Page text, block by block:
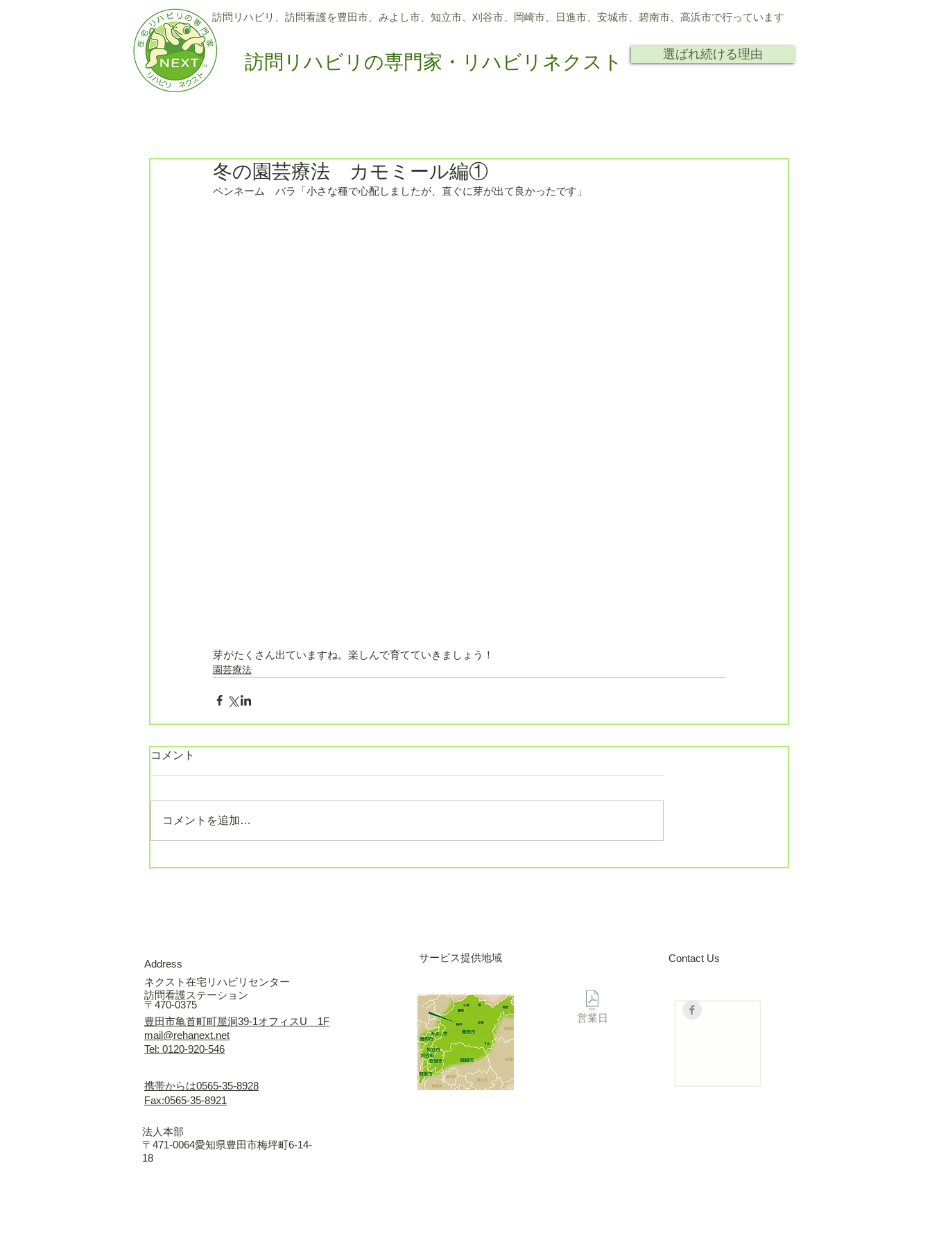
訪問リハビリ、訪問看護を豊田市、 みよし市、知立市、刈谷市、岡崎市、日進市、 安城市、 碧南市、高浜市で行っています
選ばれ続ける理由
訪問リハビリの専門家・リハビリネクスト
冬の園芸療法 カモミール編①
ペンネーム　バラ「小さな種で心配しましたが、直ぐに芽が出て良かったです」
芽がたくさん出ていますね。楽しんで育てていきましょう！
園芸療法
コメント
コメントを追加…
Address
ネクスト在宅リハビリセンター
訪問看護ステーション
〒470-0375
豊田市亀首町町屋洞39-1オフィスU 1F
mail@rehanext.net
Tel: 0120-920-546
携帯からは0565-35-8928
サービス提供地域 Contact Us
営業日
Fax:0565-35-8921
法人本部
〒471-0064愛知県豊田市梅坪町6-14-
18